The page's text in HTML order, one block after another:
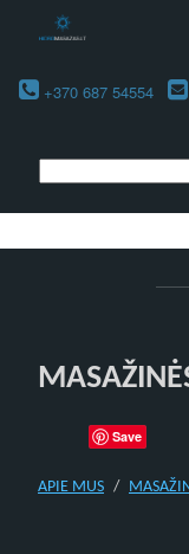
+370 687 54554
Save
APIE MUS